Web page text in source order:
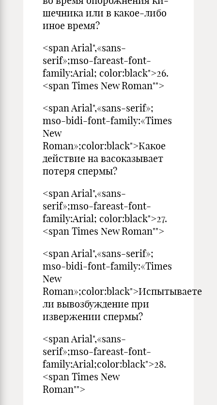
шечника или в какое-либо
иное время?
<span Arial",«sans-
serif»;mso-fareast-font-
family:Arial; color:black">26.
<span Times New Roman"">
<span Arial",«sans-serif»;
mso-bidi-font-family:«Times
New
Roman»;color:black">Какое
действие на васоказывает
потеря спермы?
<span Arial",«sans-
serif»;mso-fareast-font-
family:Arial; color:black">27.
<span Times New Roman"">
<span Arial",«sans-serif»;
mso-bidi-font-family:«Times
New
Roman»;color:black">Испытываете
ли вывозбуждение при
извержении спермы?
<span Arial",«sans-
serif»;mso-fareast-font-
family:Arial;color:black">28.
<span Times New
Roman"">